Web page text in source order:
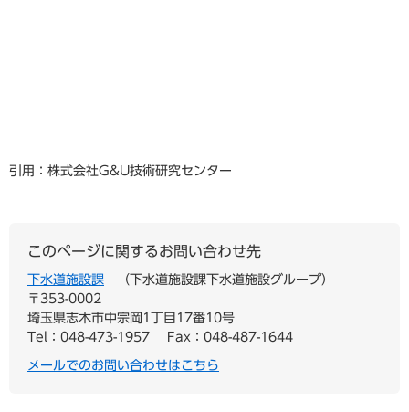
引用：株式会社G&U技術研究センター
このページに関するお問い合わせ先
下水道施設課
下水道施設課下水道施設グループ
〒353-0002
埼玉県志木市中宗岡1丁目17番10号
Tel：048-473-1957
Fax：048-487-1644
メールでのお問い合わせはこちら